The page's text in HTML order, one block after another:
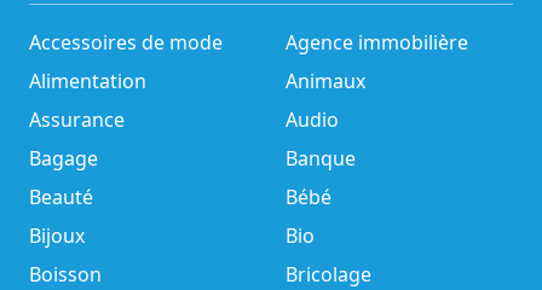
Accessoires de mode
Agence immobilière
Alimentation
Animaux
Assurance
Audio
Bagage
Banque
Beauté
Bébé
Bijoux
Bio
Boisson
Bricolage